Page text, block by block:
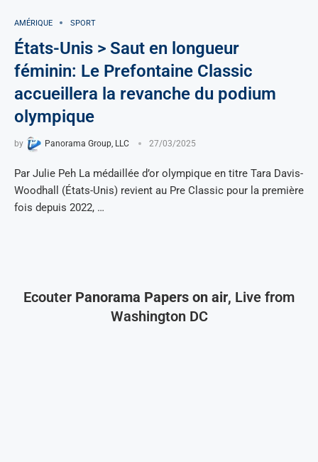
AMÉRIQUE SPORT
États-Unis > Saut en longueur
féminin: Le Prefontaine Classic
accueillera la revanche du podium
olympique
by Panorama Group, LLC 27/03/2025
Par Julie Peh La médaillée d’or olympique en titre Tara Davis-
Woodhall (États-Unis) revient au Pre Classic pour la première
fois depuis 2022, …
Ecouter Panorama Papers on air, Live from
Washington DC